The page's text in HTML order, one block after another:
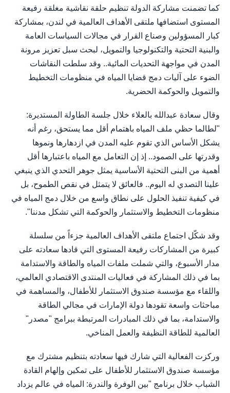
كما تضمنت مشاركة الدولة تنظيم حلقة نقاشية مغلقة رفيعة
المستوى استضافها ملتقى الأهداف العالمية في لندن، بمشاركة
كبار المسؤولين وصناع القرار في مجالات السياسات العامة
والبنية التحتية والتكنولوجيا والتمويل، لبحث سبل تعزيز مرونة
المدن في مواجهة التحديات المائية.. وقد سلطت النقاشات
الضوء على آليات دمج قضايا المياه في منظومات التخطيط
والتمويل والحوكمة الحضرية.
وقال سعادة عبدالله بالعلاء خلال جلسة الطاولة المستديرة:
"لطالما حظي ملف المياه باهتمام أقل مما يستحق، رغم أنه
يشكل الأساس الذي تقوم عليه المدن في ازدهارها ونموها
وقدرتها على الصمود.. إذ إن التعامل مع المياه باعتبارها أقل
أهمية من البنى التحتية الأساسية يمثل جوهر التحدي الذي ينبغي
علينا التصدي له اليوم.. فالعائق لا يتمثل في نقص الطموح، بل
في كيفية تنفيذ الحلول على نطاق واسع من خلال دمج المياه في
منظومات التخطيط والاستثمار والحوكمة التي تشكل مدننا".
وقد شكّل اجتماع ملتقى الأهداف العالمية جزءاً من سلسلة
كبيرة من المشاركات رفيعة المستوى التي قادها سعادته على
مدار الأسبوع، والتي شملت ملفات المياه والطاقة والاستدامة
بما في ذلك المشاركة في فعاليات المنتدى الاقتصادي العالمي،
واللقاء مع مؤسسة صندوق الاستثمار للأطفال، والمساهمة في
مباحثات واسعة تقودها دولة الإمارات في مجالي الطاقة
والاستدامة، بما في ذلك المبادرات المرتبطة ببرامج "مصدر"
العالمية للطاقة النظيفة والعمل المناخي.
وركزت الفعالية التي شارك فيها سعادته بتنظيم مشترك مع
مؤسسة صندوق الاستثمار للأطفال على تمكين وإلهام القادة
الشباب خلال برنامج "بين الوفرة والندرة: المياه في عالم يزداد